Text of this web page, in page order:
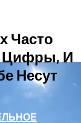
Часто
Цифры, И
Несут